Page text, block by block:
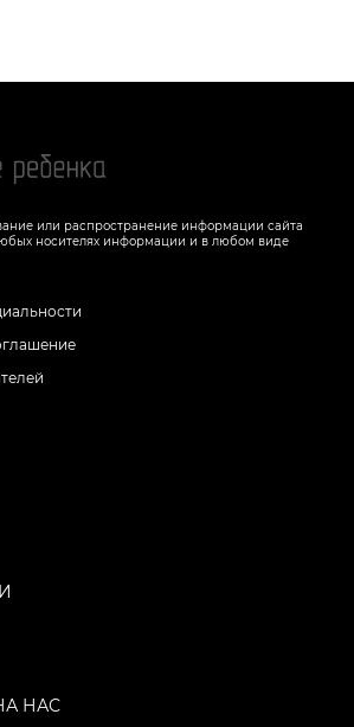
или распространение информации сайта
носителях информации и в любом виде
НАС